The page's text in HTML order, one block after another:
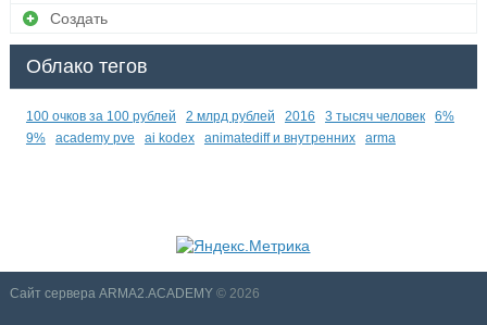
Создать
Облако тегов
100 очков за 100 рублей 2 млрд рублей 2016 3 тысяч человек
6%
9%
academy pve ai kodex animatediff и внутренних arma
Сайт сервера ARMA2.ACADEMY© 2026